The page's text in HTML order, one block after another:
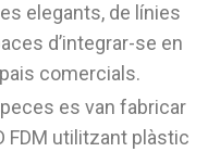
elegants, de línies
d’integrar-se en
comercials.
es van fabricar
FDM utilitzant plàstic